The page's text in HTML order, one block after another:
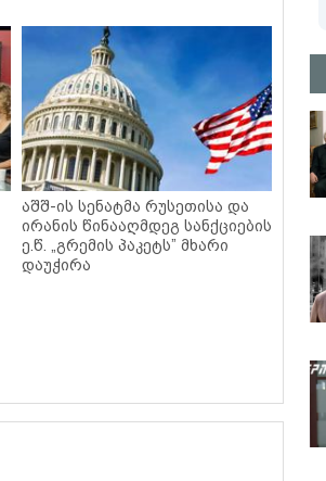
აშშ-ის სენატმა რუსეთისა და
ირანის წინააღმდეგ სანქციების
ე.წ. „გრემის პაკეტს” მხარი
დაუჭირა